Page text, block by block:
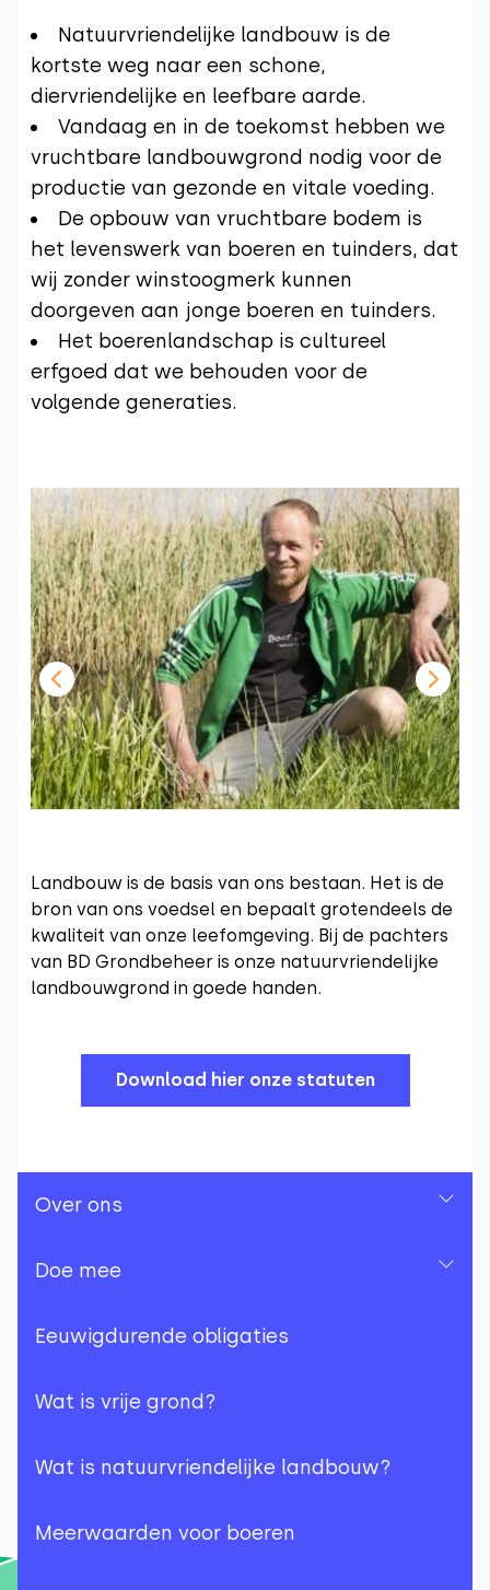
Natuurvriendelijke landbouw is de
kortste weg naar een schone,
diervriendelijke en leefbare aarde.
Vandaag en in de toekomst hebben we
vruchtbare landbouwgrond nodig voor de
productie van gezonde en vitale voeding.
De opbouw van vruchtbare bodem is
het levenswerk van boeren en tuinders, dat
wij zonder winstoogmerk kunnen
doorgeven aan jonge boeren en tuinders.
Het boerenlandschap is cultureel
erfgoed dat we behouden voor de
volgende generaties.
Landbouw is de basis van ons bestaan. Het is de
bron van ons voedsel en bepaalt grotendeels de
kwaliteit van onze leefomgeving. Bij de pachters
van BD Grondbeheer is onze natuurvriendelijke
landbouwgrond in goede handen.
Download hier onze statuten
Over ons
Over ons
Ons team
Jaarrekeningen
Nieuwsbrieven
Geschiedenis
Doe mee
Doe mee
Herhalende donatie
Herhalende donatie met
Eeuwigdurende obligaties
Wat is vrije grond?
Wat is natuurvriendelijke landbouw?
Meerwaarden voor boeren